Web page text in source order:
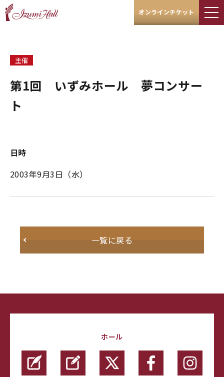
オンラインチケット
主催
第1回 いずみホール 夢コンサー
ト
日時
2003年9月3日（水）
一覧に戻る
ホール